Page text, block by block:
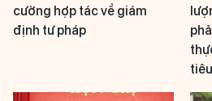
cường hợp tác về giám
định tư pháp